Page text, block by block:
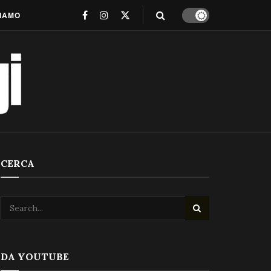
CERCA
DA YOUTUBE